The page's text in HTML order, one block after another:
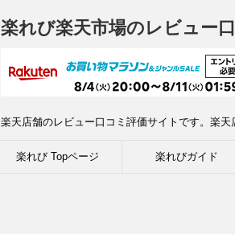
楽れび楽天市場のレビュー
楽天店舗のレビュー口コミ評価サイトです。楽
楽れび Topページ 楽れびガイド